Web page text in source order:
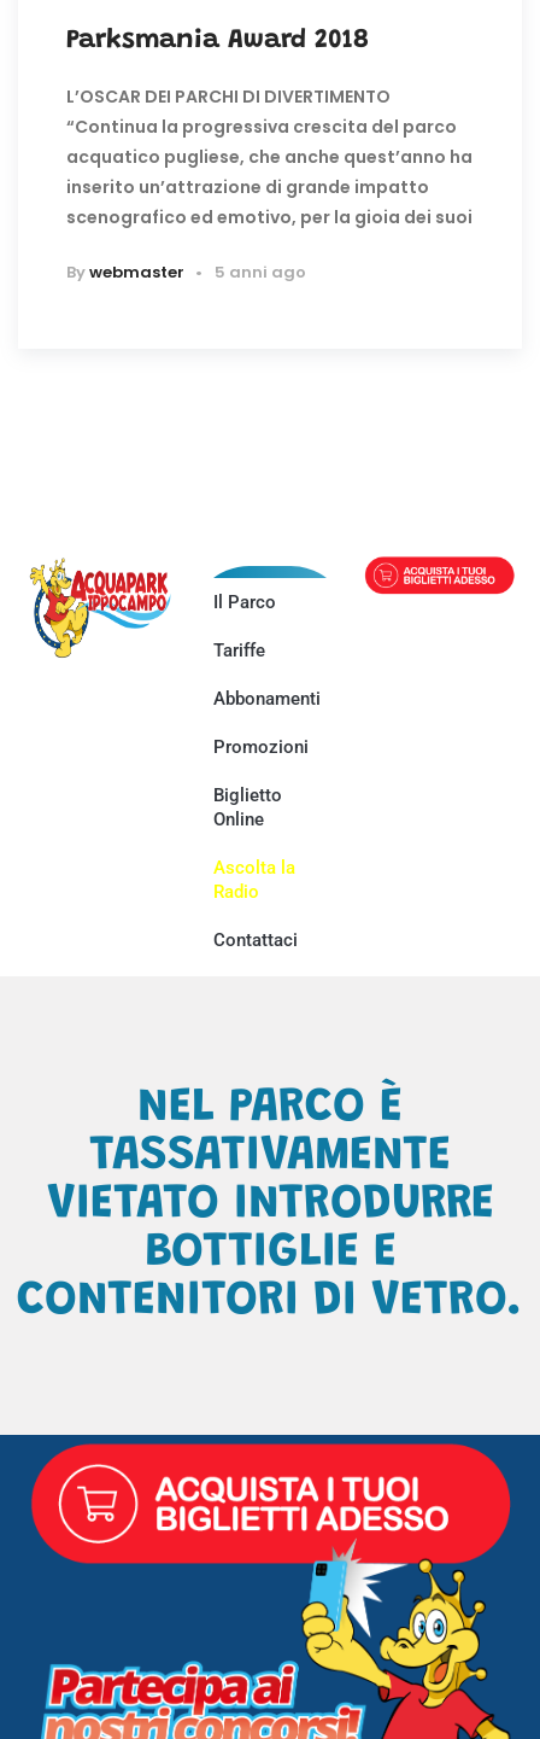
Parksmania Award 2018
L’OSCAR DEI PARCHI DI DIVERTIMENTO
“Continua la progressiva crescita del parco
acquatico pugliese, che anche quest’anno ha
inserito un’attrazione di grande impatto
scenografico ed emotivo, per la gioia dei suoi
Bywebmaster 5 anni ago
Il Parco
Tariffe
Abbonamenti
Promozioni
Biglietto
Online
Ascolta la
Radio
Contattaci
NEL PARCO È
TASSATIVAMENTE
VIETATO INTRODURRE
BOTTIGLIE E
CONTENITORI DI VETRO.